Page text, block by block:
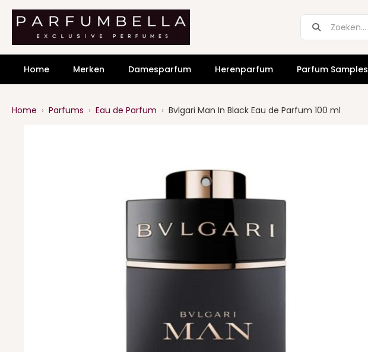
Home Merken Damesparfum Herenparfum Parfum Samples
Home › Parfums › Eau de Parfum › Bvlgari Man In Black Eau de Parfum 100 ml